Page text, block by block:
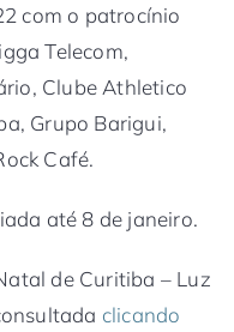
com o patrocínio
Telecom,
Clube Athletico
Grupo Barigui,
Café.
até 8 de janeiro.
de Curitiba – Luz
clicando